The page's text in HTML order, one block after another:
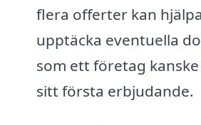
flera offerter kan
upptäcka eventuella
som ett företag
sitt första erbjudande.